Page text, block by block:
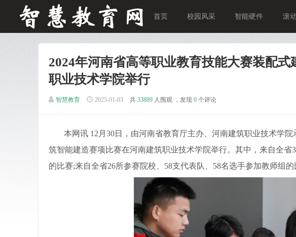
首页 校园风采 智能硬件 滚
2024年河南省高等职业教育技能大赛装配
职业技术学院举行
智慧教育 2025-01-03 共 33889 人围观 ，发现 0 个评论
本网讯 12月30日，由河南省教育厅主办、河南建筑职业技术学
筑智能建造赛项比赛在河南建筑职业技术学院举行。其中，来自全省
的比赛;来自全省26所参赛院校、58支代表队、58名选手参加教师组的